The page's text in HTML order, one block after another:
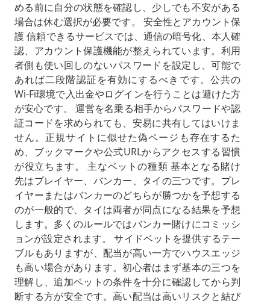
める前に自分の状態を確認し、少しでも不安がある
場合は休む選択が必要です。 安全性とアカウント保
護 信頼できるサービスでは、通信の暗号化、本人確
認、アカウント保護機能が整えられています。利用
者側も使い回しのないパスワードを設定し、可能で
あれば二段階認証を有効にするべきです。公共の
Wi-Fi環境で入出金やログインを行うことは避けた方
が安心です。 運営を名乗る相手からパスワードや認
証コードを求められても、安易に共有してはいけま
せん。正規サイトに似せた偽ページも存在するた
め、ブックマークや公式URLからアクセスする習慣
が役立ちます。 主なベットの種類 基本となる賭け
先はプレイヤー、バンカー、タイの三つです。プレ
イヤーまたはバンカーのどちらが勝つかを予想する
のが一般的で、タイは両者が同点になる結果を予想
します。多くのルールではバンカー賭けにコミッシ
ョンが設定されます。 サイドベットを提供するテー
ブルもありますが、配当が高い一方でハウスエッジ
も高い場合があります。初心者はまず基本の三つを
理解し、追加ベットの条件を十分に確認してから判
断する方が安全です。高い配当は高いリスクと結び